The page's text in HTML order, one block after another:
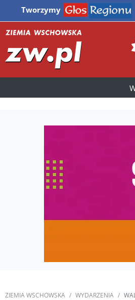
Tworzymy
ZIEMIA WSCHOWSKA WYDARZENIA